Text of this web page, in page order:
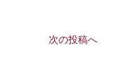
次の投稿へ